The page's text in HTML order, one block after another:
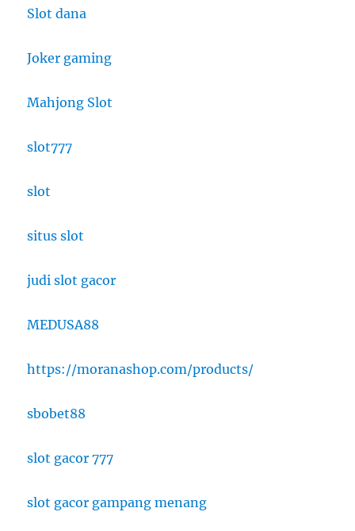
Slot dana
Joker gaming
Mahjong Slot
slot777
slot
situs slot
judi slot gacor
MEDUSA88
https://moranashop.com/products/
sbobet88
slot gacor 777
slot gacor gampang menang